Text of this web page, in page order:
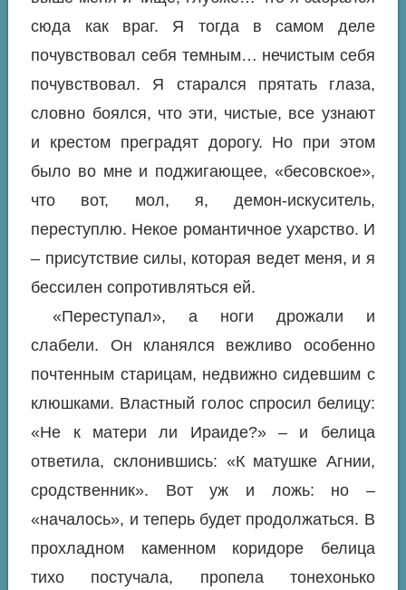
сюда как враг. Я тогда в самом деле
почувствовал себя темным… нечистым себя
почувствовал. Я старался прятать глаза,
словно боялся, что эти, чистые, все узнают
и крестом преградят дорогу. Но при этом
было во мне и поджигающее, «бесовское»,
что вот, мол, я, демон-искуситель,
переступлю. Некое романтичное ухарство. И
– присутствиесилы, которая ведет меня, и я
бессилен сопротивляться ей.
«Переступал», а ноги дрожали и
слабели. Он кланялся вежливо особенно
почтенным старицам, недвижно сидевшим с
клюшками. Властный голос спросил белицу:
«Не к матери ли Ираиде?» – и белица
ответила, склонившись: «К матушке Агнии,
сродственник». Вот уж и ложь: но –
«началось», и теперь будет продолжаться. В
прохладном каменном коридоре белица
тихо постучала, пропела тонехонько